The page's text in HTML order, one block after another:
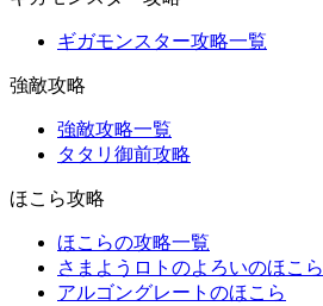
ギガモンスター攻略一覧
強敵攻略
強敵攻略一覧
タタリ御前攻略
ほこら攻略
ほこらの攻略一覧
さまようロトのよろいのほこら
アルゴングレートのほこら